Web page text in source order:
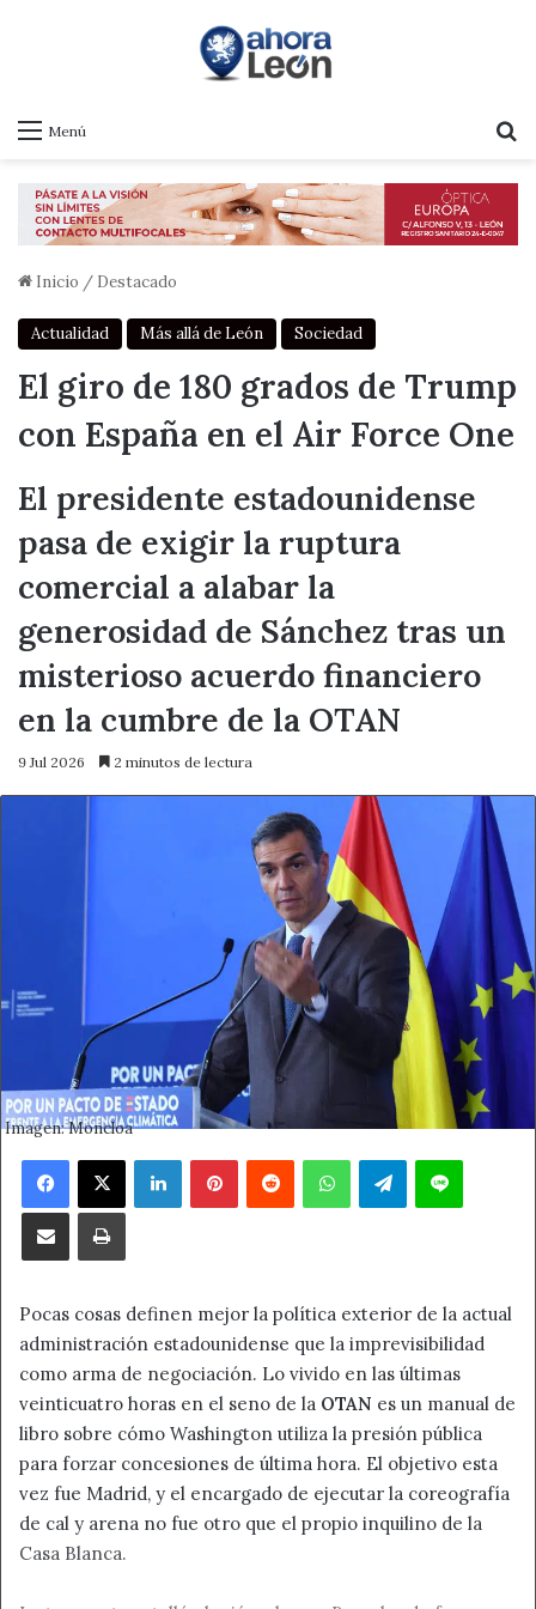
Menú
Inicio / Destacado
Actualidad Más allá de León Sociedad
El giro de 180 grados de Trump
con España en el Air Force One
El presidente estadounidense
pasa de exigir la ruptura
comercial a alabar la
generosidad de Sánchez tras un
misterioso acuerdo financiero
en la cumbre de la OTAN
9 Jul 2026 2 minutos de lectura
Imagen: Moncloa
Facebook
X LinkedInPinterestReddit WhatsAppTelegramLine
Compartir por correo electrónicoImprimir
Pocas cosas definen mejor la política exterior de la actual
administración estadounidense que la imprevisibilidad
como arma de negociación. Lo vivido en las últimas
veinticuatro horas en el seno de la OTAN es un manual de
libro sobre cómo Washington utiliza la presión pública
para forzar concesiones de última hora. El objetivo esta
vez fue Madrid, y el encargado de ejecutar la coreografía
de cal y arena no fue otro que el propio inquilino de la
Casa Blanca.